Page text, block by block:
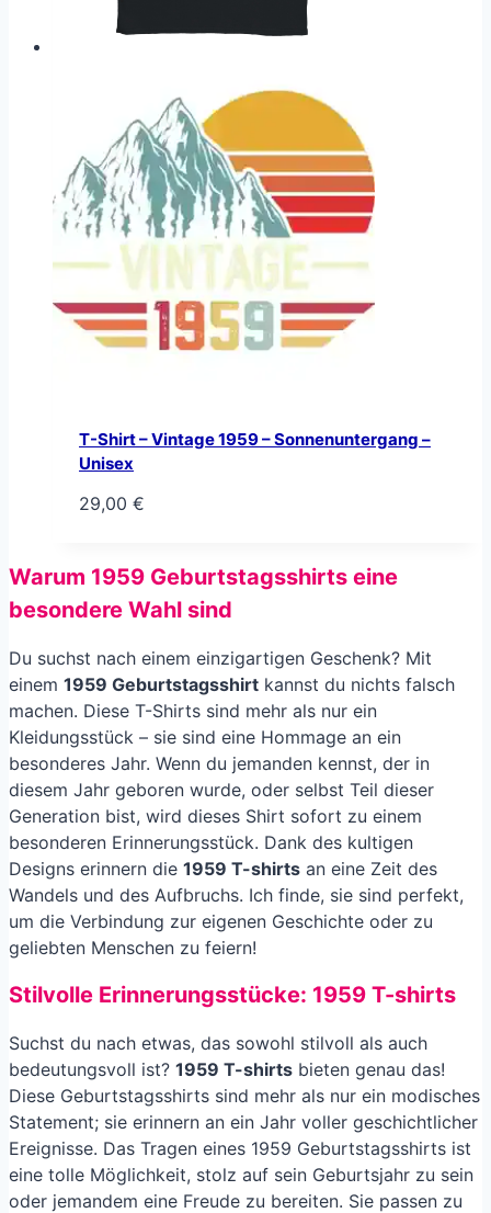
T-Shirt – Vintage 1959 – Sonnenuntergang –
Unisex
29,00 €
Warum 1959 Geburtstagsshirts eine
besondere Wahl sind
Du suchst nach einem einzigartigen Geschenk? Mit
einem 1959 Geburtstagsshirt kannst du nichts falsch
machen. Diese T-Shirts sind mehr als nur ein
Kleidungsstück – sie sind eine Hommage an ein
besonderes Jahr. Wenn du jemanden kennst, der in
diesem Jahr geboren wurde, oder selbst Teil dieser
Generation bist, wird dieses Shirt sofort zu einem
besonderen Erinnerungsstück. Dank des kultigen
Designs erinnern die 1959 T-shirts an eine Zeit des
Wandels und des Aufbruchs. Ich finde, sie sind perfekt,
um die Verbindung zur eigenen Geschichte oder zu
geliebten Menschen zu feiern!
Stilvolle Erinnerungsstücke: 1959 T-shirts
Suchst du nach etwas, das sowohl stilvoll als auch
bedeutungsvoll ist? 1959 T-shirts bieten genau das!
Diese Geburtstagsshirts sind mehr als nur ein modisches
Statement; sie erinnern an ein Jahr voller geschichtlicher
Ereignisse. Das Tragen eines 1959 Geburtstagsshirts ist
eine tolle Möglichkeit, stolz auf sein Geburtsjahr zu sein
oder jemandem eine Freude zu bereiten. Sie passen zu